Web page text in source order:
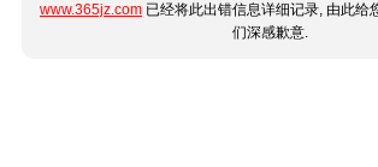
www.365jz.com 已经将此出错信息详细记录, 由此给
们深感歉意.